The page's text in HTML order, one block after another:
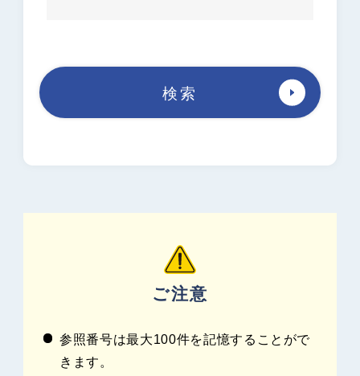
よくある質問(FAQ)
（個人情報保護方針）
検索
ご注意
参照番号は最大100件を記憶することがで
きます。